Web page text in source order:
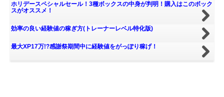
ホリデースペシャルセール！3種ボックスの中身が判明！購入はこのボック
スがオススメ！
効率の良い経験値の稼ぎ方(トレーナーレベル特化版)
最大XP17万!?感謝祭期間中に経験値をがっぽり稼げ！